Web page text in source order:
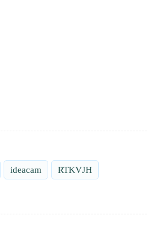
ideacam RTKVJH